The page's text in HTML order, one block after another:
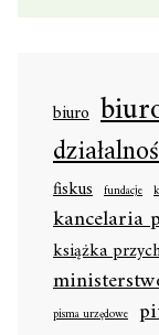
biuro
fiskus fundacje
kancelaria
książka
pisma urzędowe